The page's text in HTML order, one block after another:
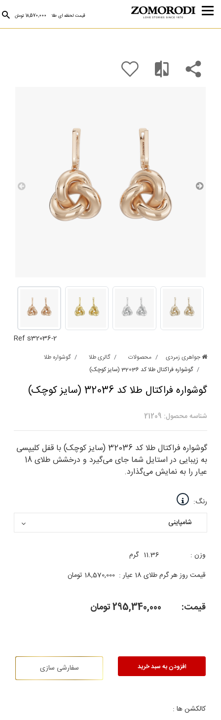
قیمت لحظه ای طلا 18,570,000 تومان
Ref s32036-2
جواهری زمردی محصولات گالری طلا
گوشواره طلا
گوشواره فراکتال طلا کد 32036 (سایز کوچک)
گوشواره فراکتال طلا کد 32036 (سایز کوچک)
شناسه محصول: 21209
گوشواره فراکتال طلا کد 32036 (سایز کوچک) با قفل کلیپسی
به زیبایی در استایل شما جای می‌گیرد و درخشش طلای 18
عیار را به نمایش می‌گذارد.
رنگ:
وزن : 11.36 گرم
قیمت روز هر گرم طلای 18 عیار :
18,570,000 تومان
قیمت: 295,340,000تومان
افزودن به سبد خرید سفارشی سازی
کالکشن ها :